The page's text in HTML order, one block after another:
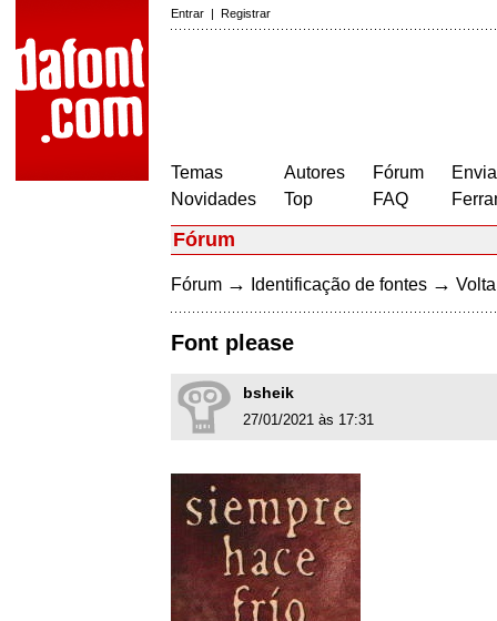
Entrar | Registrar
Temas
Novidades
Autores
Top
Fórum
FAQ
Fórum
Fórum → Identificação de fontes →
Font please
bsheik
27/01/2021 às 17:31